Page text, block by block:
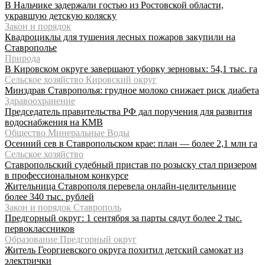
В Нальчике задержали гостью из Ростовской области,
укравшую детскую коляску
Закон и порядок
Квадроциклы для тушения лесных пожаров закупили на
Ставрополье
Природа
В Кировском округе завершают уборку зерновых: 54,1 тыс. га
Сельское хозяйство Кировский округ
Минздрав Ставрополья: грудное молоко снижает риск диабета
Здравоохранение
Председатель правительства РФ дал поручения для развития
водоснабжения на КМВ
Общество Минеральные Воды
Осенний сев в Ставропольском крае: план — более 2,1 млн га
Сельское хозяйство
Ставропольский судебный пристав по розыску стал призером
в профессиональном конкурсе
Жительница Ставрополя перевела онлайн-целительнице
более 340 тыс. рублей
Закон и порядок Ставрополь
Предгорный округ: 1 сентября за парты сядут более 2 тыс.
первоклассников
Образование Предгорный округ
Житель Георгиевского округа похитил детский самокат из
электрички